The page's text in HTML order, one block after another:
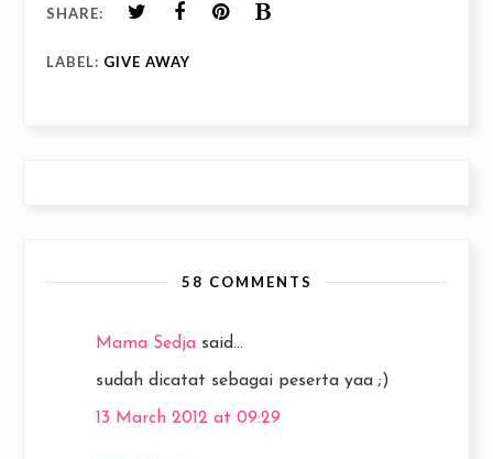
SHARE:
LABEL: GIVE AWAY
58 COMMENTS
Mama Sedja said...
sudah dicatat sebagai peserta yaa ;)
13 March 2012 at 09:29